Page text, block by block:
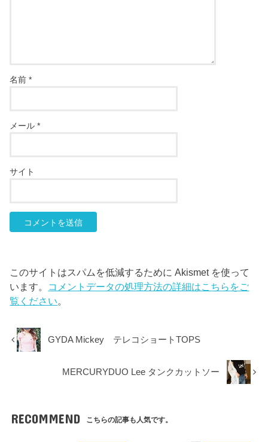
名前*
メール*
サイト
このサイトはスパムを低減するために Akismet を使って
います。 コメントデータの処理方法の詳細はこちらをご
覧ください。
GYDA Mickey テレコショートTOPS
MERCURYDUO Lee タンクカットソー
RECOMMEND こちらの記事も人気です。